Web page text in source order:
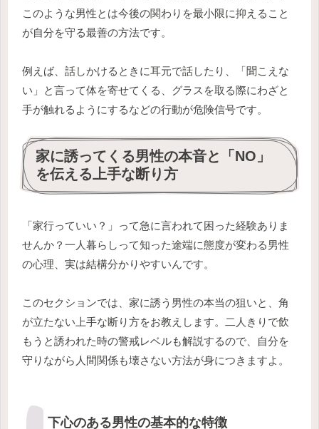
このような男性とは今後の関わりを最小限に抑えること
が自分を守る最善の方法です。
例えば、話しかけるときに耳元で話したり、「聞こえな
い」と言って体を寄せてくる、グラスを取る際にわざと
手が触れるようにするなどの行動が危険信号です。
家に誘ってくる男性の本音と「NO」
を伝える上手な断り方
「家行っていい？」って急に言われて困った経験ありま
せんか？一人暮らしって知った途端に態度が変わる男性
の心理、実は結構分かりやすいんです。
このセクションでは、家に誘う男性の本当の狙いと、角
が立たない上手な断り方をお教えします。二人きりで飲
もうと誘われた時の警戒レベルも解説するので、自分を
守りながら人間関係も壊さない方法が身につきますよ。
下心のある男性の基本的な特徴